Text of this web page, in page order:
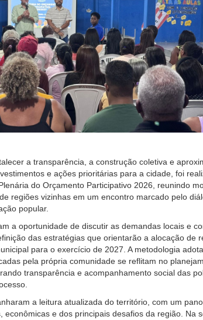
a transparência, a construção coletiva e
e ações prioritárias para a cidade, foi
do Orçamento Participativo 2026, reunindo
regiões vizinhas em um encontro marcado pelo
popular.
a oportunidade de discutir as demandas locais e
das estratégias que orientarão a alocação de
para o exercício de 2027. A metodologia
pela própria comunidade se reflitam no
transparência e acompanhamento social das
a leitura atualizada do território, com um
econômicas e dos principais desafios da região. Na